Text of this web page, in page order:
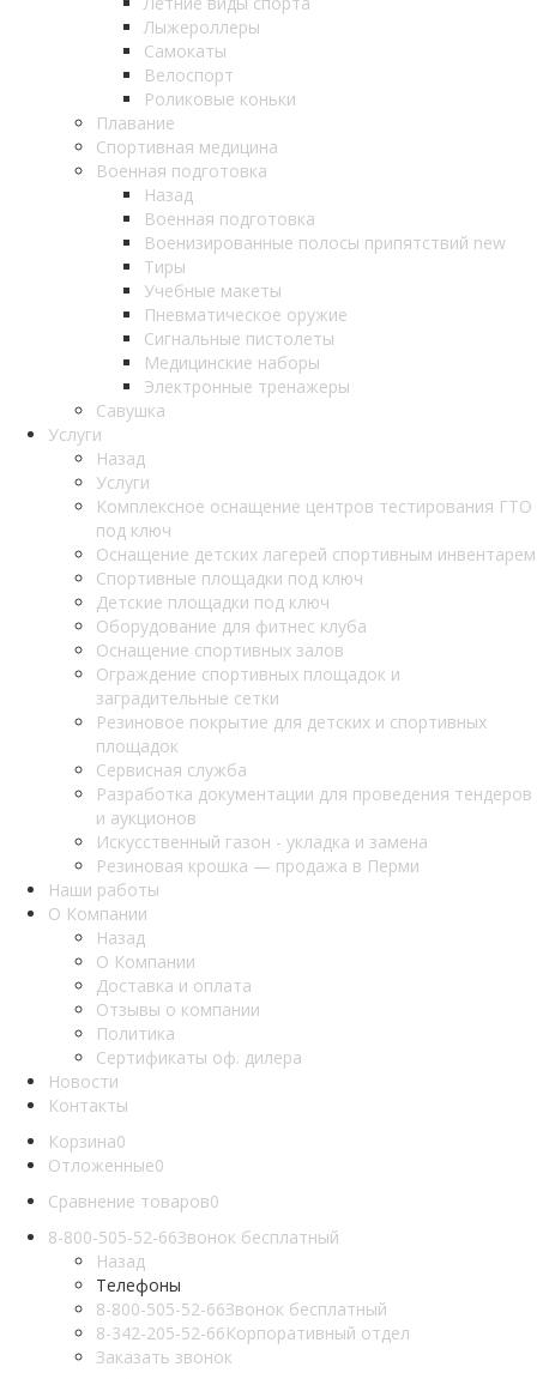
Лыжероллеры
Самокаты
Велоспорт
Роликовые коньки
Плавание
Спортивная медицина
Военная подготовка
Назад
Военная подготовка
Военизированные полосы припятствий new
Тиры
Учебные макеты
Пневматическое оружие
Сигнальные пистолеты
Медицинские наборы
Электронные тренажеры
Савушка
Услуги
Назад
Услуги
Комплексное оснащение центров тестирования ГТО
под ключ
Оснащение детских лагерей спортивным инвентарем
Спортивные площадки под ключ
Детские площадки под ключ
Оборудование для фитнес клуба
Оснащение спортивных залов
Ограждение спортивных площадок и
заградительные сетки
Резиновое покрытие для детских и спортивных
площадок
Сервисная служба
Разработка документации для проведения тендеров
и аукционов
Искусственный газон - укладка и замена
Резиновая крошка — продажа в Перми
Наши работы
О Компании
Назад
О Компании
Доставка и оплата
Отзывы о компании
Политика
Сертификаты оф. дилера
Новости
Контакты
Корзина0
Отложенные0
Сравнение товаров0
8-800-505-52-66Звонок бесплатный
Назад
Телефоны
8-800-505-52-66Звонок бесплатный
8-342-205-52-66Корпоративный отдел
Заказать звонок